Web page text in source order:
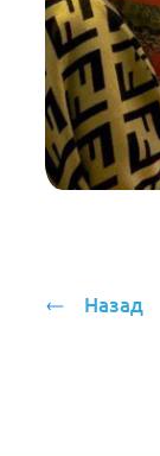
Назад